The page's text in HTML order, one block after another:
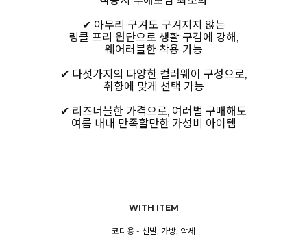
✔ 아무리 구겨도 구겨지지 않는
링클 프리 원단으로 생활 구김에 강해,
웨어러블한 착용 가능
✔ 다섯가지의 다양한 컬러웨이 구성으로,
취향에 맞게 선택 가능
✔ 리즈너블한 가격으로, 여러벌 구매해도
여름 내내 만족할만한 가성비 아이템
WITH ITEM
코디용 - 신발, 가방, 악세